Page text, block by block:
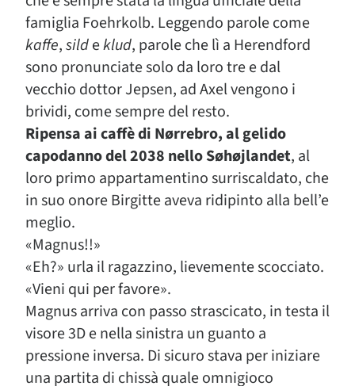
famiglia Foehrkolb. Leggendo parole come
kaffe,sildeklud, parole che lì a Herendford
sono pronunciate solo da loro tre e dal
vecchio dottor Jepsen, ad Axel vengono i
brividi, come sempre del resto.
Ripensa ai caffè di Nørrebro, al gelido
capodanno del 2038 nello Søhøjlandet, al
loro primo appartamentino surriscaldato, che
in suo onore Birgitte aveva ridipinto alla bell’e
meglio.
«Magnus!!»
«Eh?» urla il ragazzino, lievemente scocciato.
«Vieni qui per favore».
Magnus arriva con passo strascicato, in testa il
visore 3D e nella sinistra un guanto a
pressione inversa. Di sicuro stava per iniziare
una partita di chissà quale omnigioco